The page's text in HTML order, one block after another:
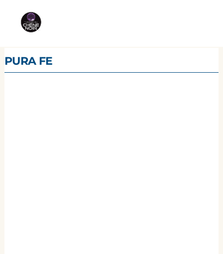
PURA FE